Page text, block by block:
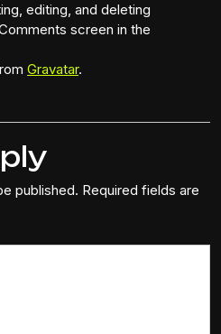
editing, and deleting
screen in the
Gravatar.
published. Required fields are